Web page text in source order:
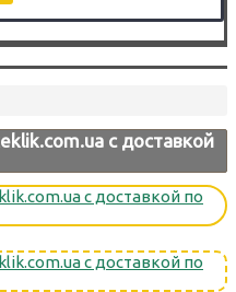
с доставкой